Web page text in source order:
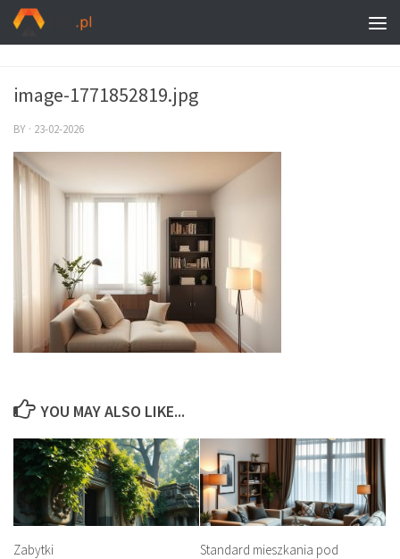
image-1771852819.jpg
BY · 23-02-2026
YOU MAY ALSO LIKE...
Zabytki
Standard mieszkania pod